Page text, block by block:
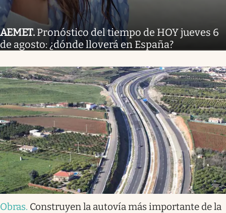
AEMET. Pronóstico del tiempo de HOY jueves 6
de agosto: ¿dónde lloverá en España?
Obras. Construyen la autovía más importante de la